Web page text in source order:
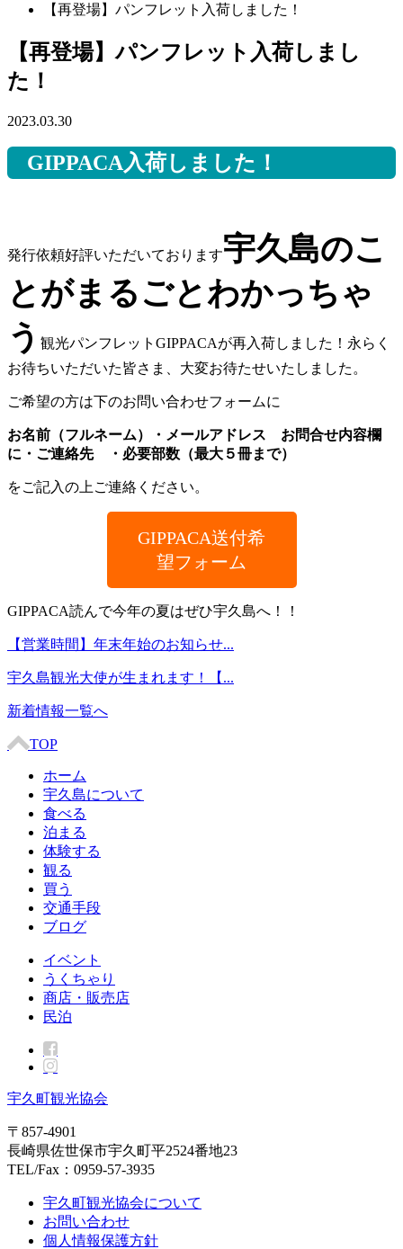
【再登場】パンフレット入荷しました！
【再登場】パンフレット入荷しまし
た！
2023.03.30
GIPPACA入荷しました！
発行依頼好評いただいております宇久島のこ
とがまるごとわかっちゃ
う 観光パンフレットGIPPACAが再入荷しました！永らく
お待ちいただいた皆さま、大変お待たせいたしました。
ご希望の方は下のお問い合わせフォームに
お名前（フルネーム）・メールアドレス お問合せ内容欄
に・ご連絡先 ・必要部数（最大５冊まで）
をご記入の上ご連絡ください。
GIPPACA送付希
望フォーム
GIPPACA読んで今年の夏はぜひ宇久島へ！！
【営業時間】年末年始のお知らせ...
宇久島観光大使が生まれます！【...
新着情報一覧へ
TOP
ホーム
宇久島について
食べる
泊まる
体験する
観る
買う
交通手段
ブログ
イベント
うくちゃり
商店・販売店
民泊
宇久町観光協会
〒857-4901
長崎県佐世保市宇久町平2524番地23
TEL/Fax：0959-57-3935
宇久町観光協会について
お問い合わせ
個人情報保護方針